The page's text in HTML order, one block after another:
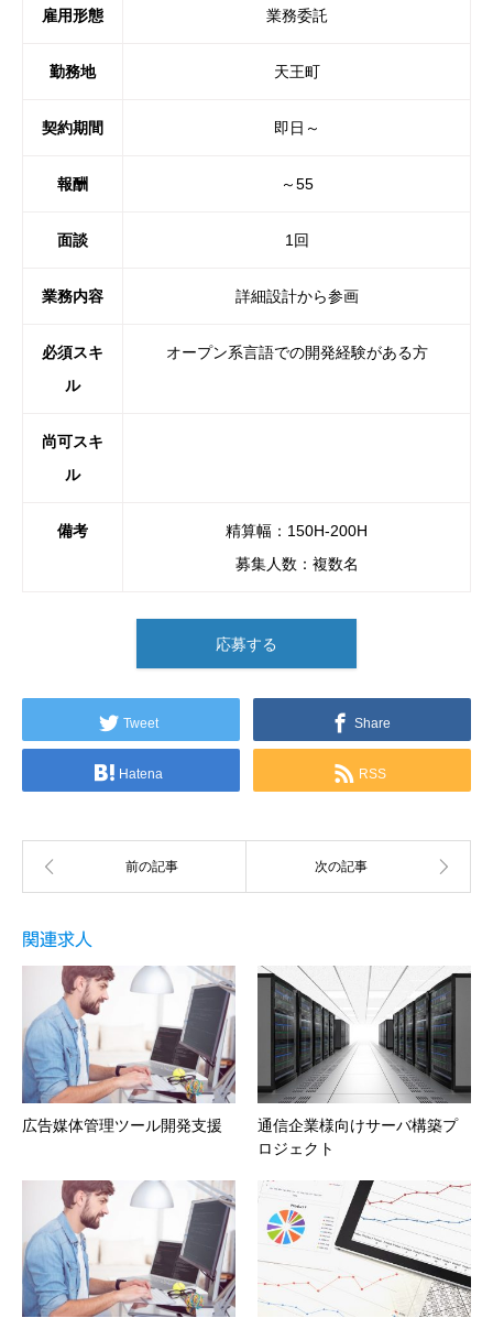
雇用形態 業務委託
勤務地 天王町
契約期間 即日～
報酬 ～55
面談 1回
業務内容 詳細設計から参画
必須スキ
ル
オープン系言語での開発経験がある方
尚可スキ
ル
備考
精算幅：150H-200H
募集人数：複数名
応募する
Tweet Share
Hatena RSS
関連求人
広告媒体管理ツール開発支援
通信企業様向けサーバ構築プ
ロジェクト